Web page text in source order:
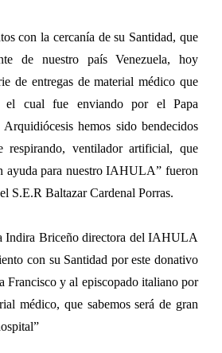
con la cercanía de su Santidad, que
de nuestro país Venezuela, hoy
de entregas de material médico que
el cual fue enviando por el Papa
hemos sido bendecidos
ventilador artificial, que
ayuda para nuestro IAHULA” fueron
S.E.R Baltazar Cardenal Porras.
Indira Briceño directora del IAHULA
con su Santidad por este donativo
Francisco y al episcopado italiano por
médico, que sabemos será de gran